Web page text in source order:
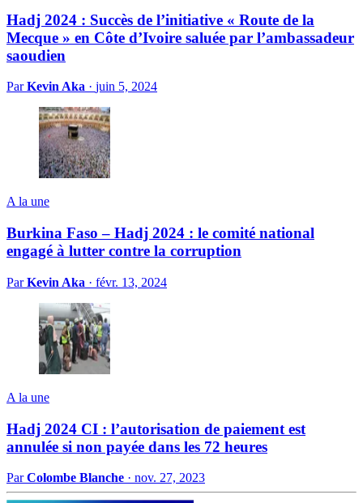
Hadj 2024 : Succès de l’initiative « Route de la
Mecque » en Côte d’Ivoire saluée par l’ambassadeur
saoudien
ParKevin Aka · juin 5, 2024
A la une
Burkina Faso – Hadj 2024 : le comité national
engagé à lutter contre la corruption
ParKevin Aka · févr. 13, 2024
A la une
Hadj 2024 CI : l’autorisation de paiement est
annulée si non payée dans les 72 heures
ParColombe Blanche · nov. 27, 2023